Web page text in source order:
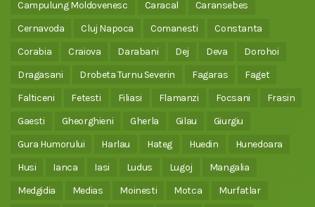
Campulung Moldovenesc
Caracal
Caransebes
Cernavoda
Cluj Napoca Comanesti
Constanta
Corabia
Craiova Darabani Dej Deva
Dorohoi
Dragasani
Drobeta Turnu Severin Fagaras
Faget
Falticeni
Fetesti Filiasi Flamanzi Focsani
Frasin
Gaesti
Gheorghieni Gherla Gilau
Giurgiu
Gura Humorului
Harlau Hateg Huedin
Hunedoara
Husi
Ianca Iasi Ludus Lugoj
Mangalia
Medgidia
Medias Moinesti Motca
Murfatlar